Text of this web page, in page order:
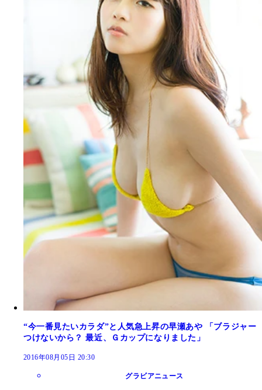
“今一番見たいカラダ”と人気急上昇の早瀬あや 「ブラジャー
つけないから？ 最近、Ｇカップになりました」
2016年08月05日 20:30
グラビアニュース